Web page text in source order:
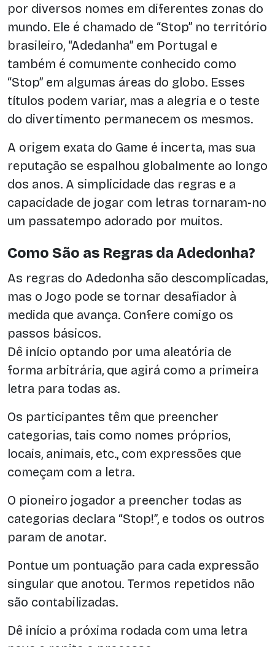
por diversos nomes em diferentes zonas do
mundo. Ele é chamado de “Stop” no território
brasileiro, “Adedanha” em Portugal e
também é comumente conhecido como
“Stop” em algumas áreas do globo. Esses
títulos podem variar, mas a alegria e o teste
do divertimento permanecem os mesmos.
A origem exata do Game é incerta, mas sua
reputação se espalhou globalmente ao longo
dos anos. A simplicidade das regras e a
capacidade de jogar com letras tornaram-no
um passatempo adorado por muitos.
Como São as Regras da Adedonha?
As regras do Adedonha são descomplicadas,
mas o Jogo pode se tornar desafiador à
medida que avança. Confere comigo os
passos básicos.
Dê início optando por uma aleatória de
forma arbitrária, que agirá como a primeira
letra para todas as.
Os participantes têm que preencher
categorias, tais como nomes próprios,
locais, animais, etc., com expressões que
começam com a letra.
O pioneiro jogador a preencher todas as
categorias declara “Stop!”, e todos os outros
param de anotar.
Pontue um pontuação para cada expressão
singular que anotou. Termos repetidos não
são contabilizadas.
Dê início a próxima rodada com uma letra